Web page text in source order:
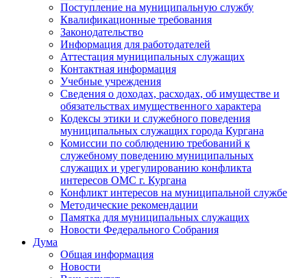
Поступление на муниципальную службу
Квалификационные требования
Законодательство
Информация для работодателей
Аттестация муниципальных служащих
Контактная информация
Учебные учреждения
Сведения о доходах, расходах, об имуществе и
обязательствах имущественного характера
Кодексы этики и служебного поведения
муниципальных служащих города Кургана
Комиссии по соблюдению требований к
служебному поведению муниципальных
служащих и урегулированию конфликта
интересов ОМС г. Кургана
Конфликт интересов на муниципальной службе
Методические рекомендации
Памятка для муниципальных служащих
Новости Федерального Cобрания
Дума
Общая информация
Новости